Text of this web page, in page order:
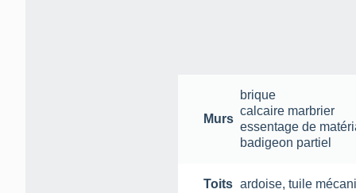
Murs
brique
calcaire marbrier
essentage de
badigeon partiel
Toits ardoise, tuile